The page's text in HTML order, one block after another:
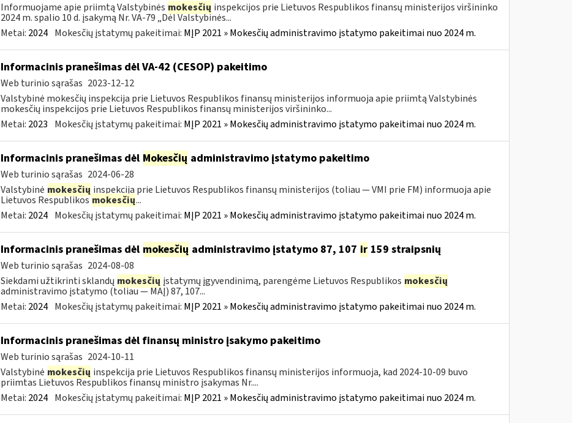
Informuojame apie priimtą Valstybinės mokesčių inspekcijos prie Lietuvos Respublikos finansų ministerijos viršininko
2024 m. spalio 10 d. įsakymą Nr. VA-79 „Dėl Valstybinės...
Metai: 2024 Mokesčių įstatymų pakeitimai: MĮP 2021 » Mokesčių administravimo įstatymo pakeitimai nuo 2024 m.
Informacinis pranešimas dėl VA-42 (CESOP) pakeitimo
Web turinio sąrašas 2023-12-12
Valstybinė mokesčių inspekcija prie Lietuvos Respublikos finansų ministerijos informuoja apie priimtą Valstybinės
mokesčių inspekcijos prie Lietuvos Respublikos finansų ministerijos viršininko...
Metai: 2023 Mokesčių įstatymų pakeitimai: MĮP 2021 » Mokesčių administravimo įstatymo pakeitimai nuo 2024 m.
Informacinis pranešimas dėl Mokesčių administravimo įstatymo pakeitimo
Web turinio sąrašas 2024-06-28
Valstybinė mokesčių inspekcija prie Lietuvos Respublikos finansų ministerijos (toliau — VMI prie FM) informuoja apie
Lietuvos Respublikosmokesčių...
Metai: 2024 Mokesčių įstatymų pakeitimai: MĮP 2021 » Mokesčių administravimo įstatymo pakeitimai nuo 2024 m.
Informacinis pranešimas dėl mokesčių administravimo įstatymo 87, 107 ir159 straipsnių
Web turinio sąrašas 2024-08-08
Siekdami užtikrinti sklandų mokesčių įstatymų įgyvendinimą, parengėme Lietuvos Respublikos mokesčių
administravimo įstatymo (toliau — MAĮ) 87, 107...
Metai: 2024 Mokesčių įstatymų pakeitimai: MĮP 2021 » Mokesčių administravimo įstatymo pakeitimai nuo 2024 m.
Informacinis pranešimas dėl finansų ministro įsakymo pakeitimo
Web turinio sąrašas 2024-10-11
Valstybinė mokesčių inspekcija prie Lietuvos Respublikos finansų ministerijos informuoja, kad 2024-10-09 buvo
priimtas Lietuvos Respublikos finansų ministro įsakymas Nr....
Metai: 2024 Mokesčių įstatymų pakeitimai: MĮP 2021 » Mokesčių administravimo įstatymo pakeitimai nuo 2024 m.